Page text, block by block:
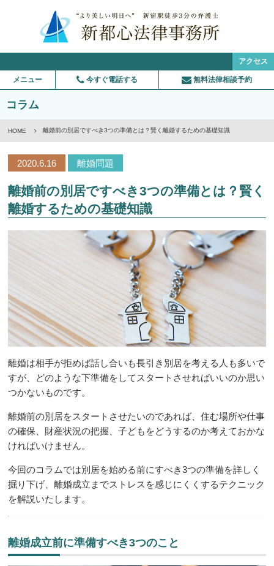
アクセス
メニュー 今すぐ電話する 無料法律相談予約
コラム
HOME 離婚前の別居ですべき3つの準備とは？賢く離婚するための基礎知識
2020.6.16 離婚問題
離婚前の別居ですべき3つの準備とは？賢く
離婚するための基礎知識
離婚は相手が拒めば話し合いも長引き別居を考える人も多いで
すが、どのような下準備をしてスタートさせればいいのか思い
つかないものです。
離婚前の別居をスタートさせたいのであれば、住む場所や仕事
の確保、財産状況の把握、子どもをどうするのか考えておかな
ければいけません。
今回のコラムでは別居を始める前にすべき3つの準備を詳しく
掘り下げ、離婚成立までストレスを感じにくくするテクニック
を解説いたします。
離婚成立前に準備すべき3つのこと